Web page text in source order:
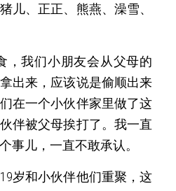
儿、正正、熊燕、澡雪、
，我们小朋友会从父母的
出来，应该说是偷顺出来
在一个小伙伴家里做了这
伴被父母挨打了。我一直
事儿，一直不敢承认。
岁和小伙伴他们重聚，这